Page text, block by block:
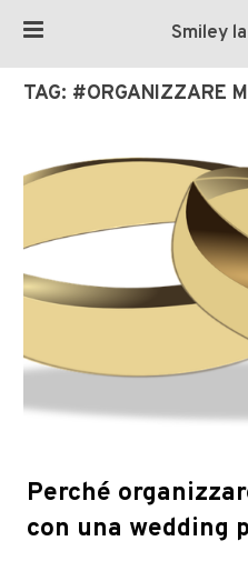
Smiley
TAG: #ORGANIZZARE
Perché
con una wedding